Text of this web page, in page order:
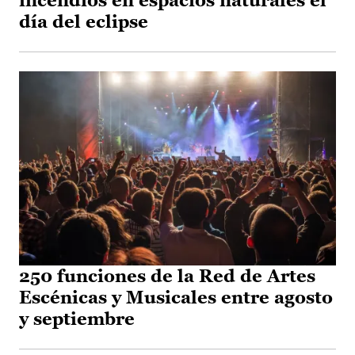
día del eclipse
250 funciones de la Red de Artes
Escénicas y Musicales entre agosto
y septiembre